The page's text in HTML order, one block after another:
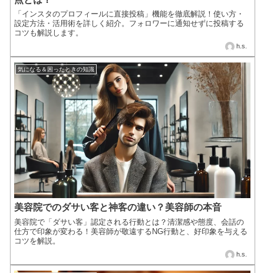
「インスタのプロフィールに直接投稿」機能を徹底解説！使い方・
設定方法・活用術を詳しく紹介。フォロワーに通知せずに投稿する
コツも解説します。
h.s.
気になる＆困ったときの知識
美容院でのダサい客と神客の違い？美容師の本音
美容院で「ダサい客」認定される行動とは？清潔感や態度、会話の
仕方で印象が変わる！美容師が敬遠するNG行動と、好印象を与える
コツを解説。
h.s.